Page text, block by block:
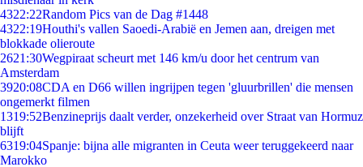
4322:22Random Pics van de Dag #1448
4322:19Houthi's vallen Saoedi-Arabië en Jemen aan, dreigen met
blokkade olieroute
2621:30Wegpiraat scheurt met 146 km/u door het centrum van
Amsterdam
3920:08CDA en D66 willen ingrijpen tegen 'gluurbrillen' die mensen
ongemerkt filmen
1319:52Benzineprijs daalt verder, onzekerheid over Straat van Hormuz
blijft
6319:04Spanje: bijna alle migranten in Ceuta weer teruggekeerd naar
Marokko